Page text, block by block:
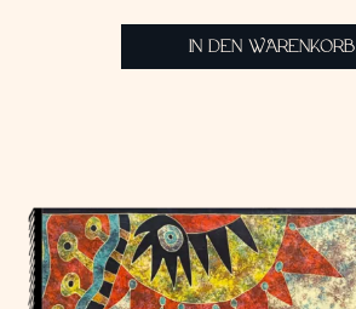
IN DEN WARENKORB